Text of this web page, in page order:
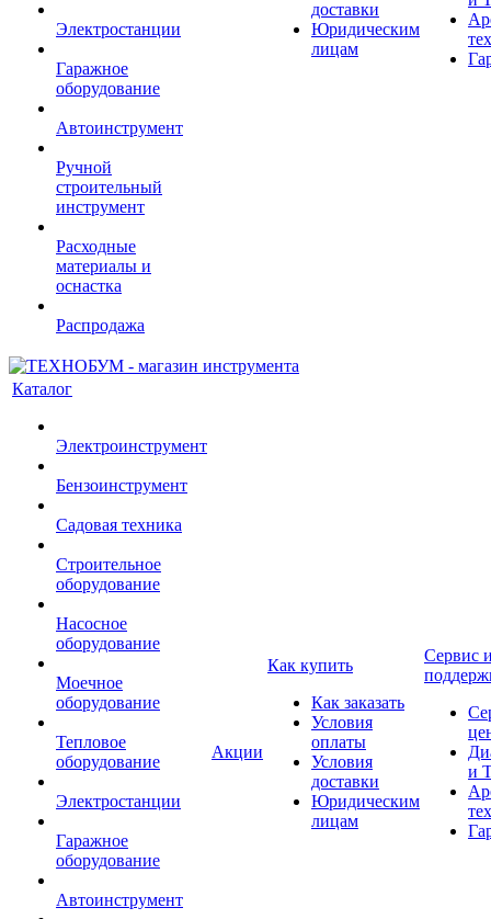
Электростанции
Гаражное
оборудование
Автоинструмент
Ручной
строительный
инструмент
Расходные
материалы и
оснастка
Распродажа
доставки
Юридическим
лицам
Каталог
Электроинструмент
Бензоинструмент
Садовая техника
Строительное
оборудование
Насосное
оборудование
Моечное
оборудование
Тепловое
оборудование
Электростанции
Гаражное
оборудование
Автоинструмент
Акции
Как купить
Как заказать
Условия
оплаты
Условия
доставки
Юридическим
лицам
Сервис
и